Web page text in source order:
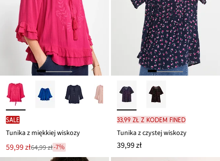
SALE
Tunika z miękkiej wiskozy
Nowa
cena
59,99 zł
Przeceniono
64,99 zł-7%
33,99 zł z kodem FINED
Tunika z czystej wiskozy
39,99 zł